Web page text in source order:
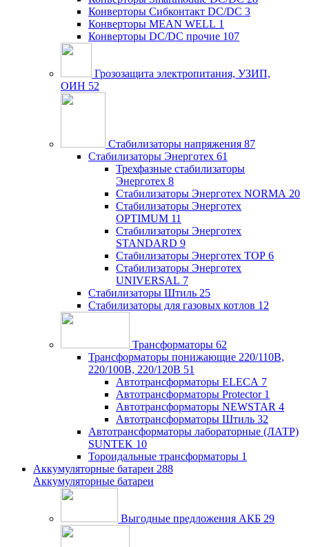
Конверторы Сибконтакт DC/DC 3
Конверторы MEAN WELL 1
Конверторы DC/DC прочие 107
Грозозащита электропитания, УЗИП,
ОИН 52
Стабилизаторы напряжения 87
Стабилизаторы Энерготех 61
Трехфазные стабилизаторы
Энерготех 8
Стабилизаторы Энерготех NORMA 20
Стабилизаторы Энерготех
OPTIMUM 11
Стабилизаторы Энерготех
STANDARD 9
Стабилизаторы Энерготех TOP 6
Стабилизаторы Энерготех
UNIVERSAL 7
Стабилизаторы Штиль 25
Стабилизаторы для газовых котлов 12
Трансформаторы 62
Трансформаторы понижающие 220/110В,
220/100В, 220/120В 51
Автотрансформаторы ELECA 7
Автотрансформаторы Protector 1
Автотрансформаторы NEWSTAR 4
Автотрансформаторы Штиль 32
Автотрансформаторы лабораторные (ЛАТР)
SUNTEK 10
Тороидальные трансформаторы 1
Аккумуляторные батареи 288
Аккумуляторные батареи
Выгодные предложения АКБ 29